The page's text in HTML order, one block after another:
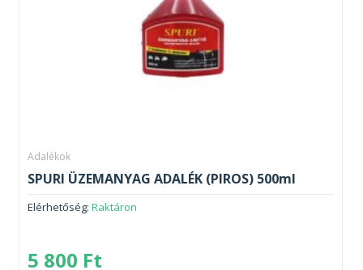
Adalékok
SPURI ÜZEMANYAG ADALÉK (PIROS) 500ml
Elérhetőség: Raktáron
5 800 Ft